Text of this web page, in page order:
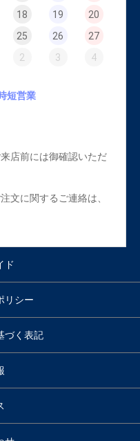
18 19
20
25 26
27
2 3 4
短営業
店前には御確認いただ
文に関するご連絡は、
ド
リシー
づく表記